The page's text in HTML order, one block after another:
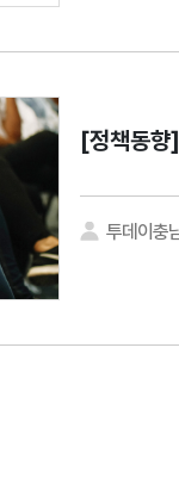
[정책동향]
투데이충